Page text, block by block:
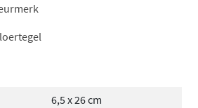
6,5 x 26 cm